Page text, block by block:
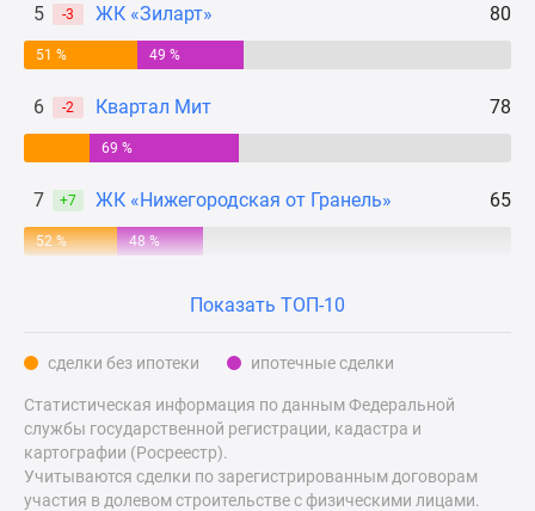
Дзен
Машино-
места
Апартаменты
#траншевая
#рассрочка
ИТ-
скидками
41%
Видео
360°
новостроек
5 -3 ЖК «Зиларт» 80
51 % 49 %
6 -2 Квартал Мит 78
69 %
7 +7 ЖК «Нижегородская от Гранель» 65
52 % 48 %
Показать ТОП-10
сделки без ипотеки ипотечные сделки
Статистическая информация по данным Федеральной
службы государственной регистрации, кадастра и
картографии (Росреестр).
Учитываются сделки по зарегистрированным договорам
участия в долевом строительстве с физическими лицами.